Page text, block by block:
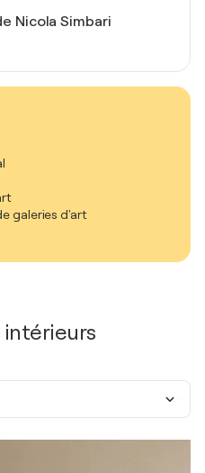
Nicola Simbari
galeries d'art
intérieurs